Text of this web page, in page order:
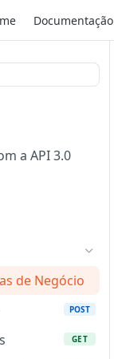
Documentação
a API 3.0
de Negócio
POST
GET